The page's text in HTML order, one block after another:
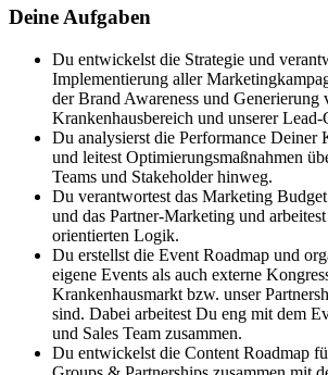
Deine Aufgaben
Du entwickelst die Strategie und
Implementierung aller
der Brand Awareness und Generierung
Krankenhausbereich und unserer Lead-
Du analysierst die Performance Deiner
und leitest Optimierungsmaßnahmen
Teams und Stakeholder hinweg.
Du verantwortest das Marketing
und das Partner-Marketing und
orientierten Logik.
Du erstellst die Event Roadmap und
eigene Events als auch externe
Krankenhausmarkt bzw. unser
sind. Dabei arbeitest Du eng mit dem
und Sales Team zusammen.
Du entwickelst die Content Roadmap